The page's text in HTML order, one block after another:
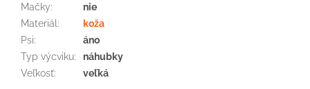
Mačky:
nie
Materiál :
koža
Psi:
áno
Typ výcviku:
náhubky
Veľkosť: veľká